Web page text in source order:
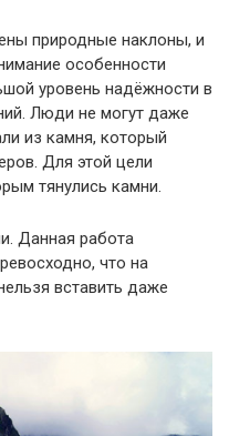
природные наклоны, и
особенности
уровень надёжности в
Люди не могут даже
из камня, который
Для этой цели
тянулись камни.
Данная работа
что на
вставить даже